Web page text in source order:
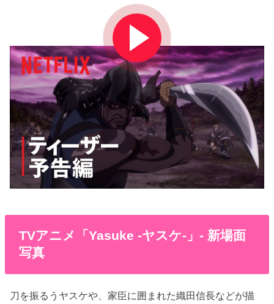
TVアニメ「Yasuke -ヤスケ-」- 新場面
写真
刀を振るうヤスケや、家臣に囲まれた織田信長などが描